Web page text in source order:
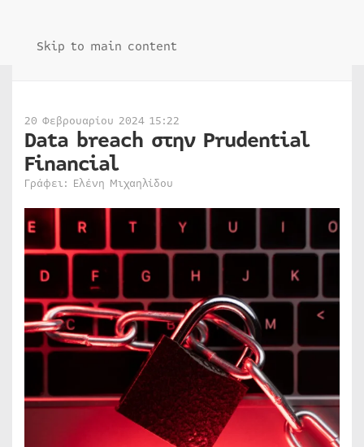
Skip to main content
20 Φεβρουαρίου 2024 15:22
Data breach στην Prudential
Financial
Γράφει: Ελένη Μιχαηλίδου